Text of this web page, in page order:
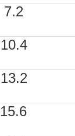
7.2
10.4
13.2
15.6